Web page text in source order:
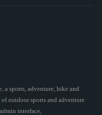
a sports, adventure, hike and
outdoor sports and adventure
interface,